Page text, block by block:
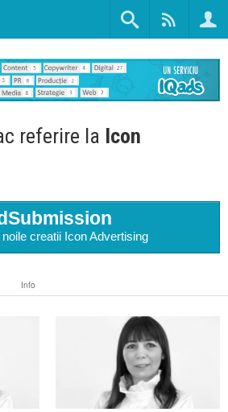
referire la Icon
creatii Icon Advertising
Info